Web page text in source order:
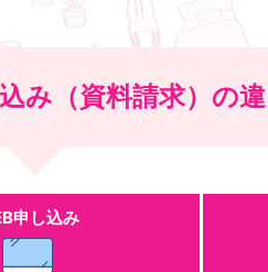
み （資料請求）の
申し込み